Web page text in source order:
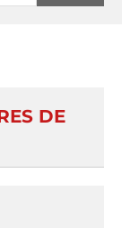
DE